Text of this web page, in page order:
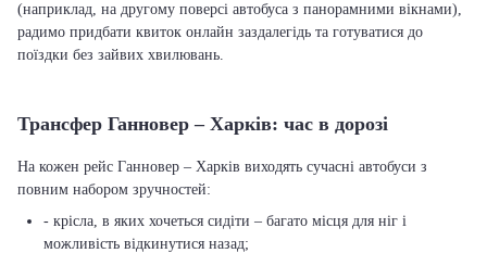
(наприклад, на другому поверсі автобуса з панорамними вікнами),
радимо придбати квиток онлайн заздалегідь та готуватися до
поїздки без зайвих хвилювань.
Трансфер Ганновер – Харків: час в дорозі
На кожен рейс Ганновер – Харків виходять сучасні автобуси з
повним набором зручностей:
- крісла, в яких хочеться сидіти – багато місця для ніг і
можливість відкинутися назад;